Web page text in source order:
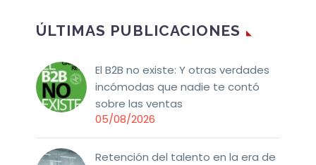
ÚLTIMAS PUBLICACIONES
El B2B no existe: Y otras verdades
incómodas que nadie te contó
sobre las ventas
05/08/2026
Retención del talento en la era de